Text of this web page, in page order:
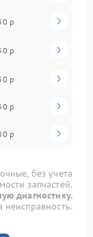
р
р
р
р
р
без учета
запчастей.
диагностику.